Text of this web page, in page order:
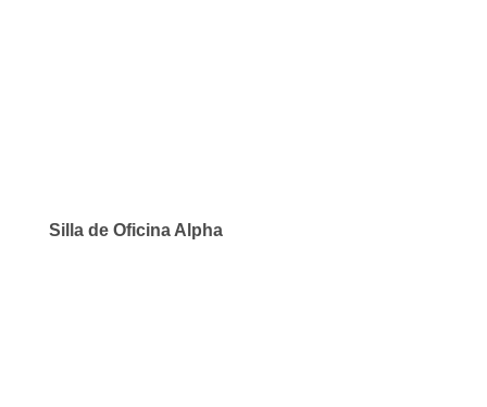
Silla de Oficina Alpha